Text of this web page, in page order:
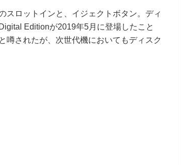
ロットインと、イジェクトボタン。ディ
Editionが2019年5月に登場したこと
噂されたが、次世代機においてもディスク